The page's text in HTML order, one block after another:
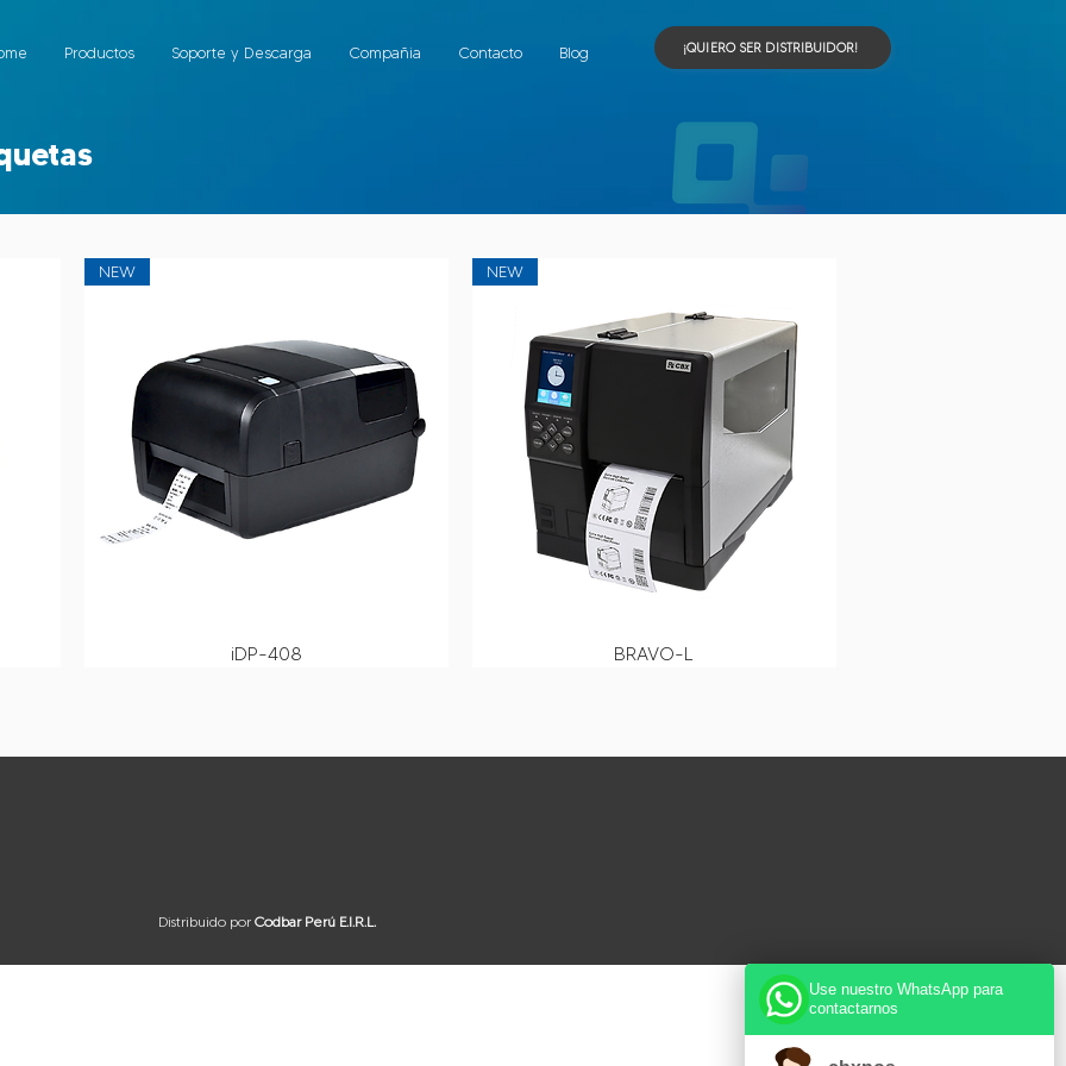
Productos Soporte y Descarga Compañia Contacto Blog ¡QUIERO SER DISTRIBUIDOR!
NEW
iDP-408
NEW
BRAVO-L
Distribuido por Codbar Perú E.I.R.L.
Use nuestro WhatsApp para
contactarnos